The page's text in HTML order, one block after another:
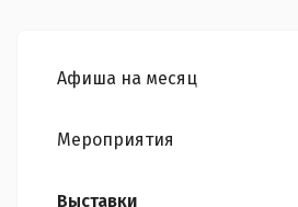
Афиша на месяц
Мероприятия
Выставки